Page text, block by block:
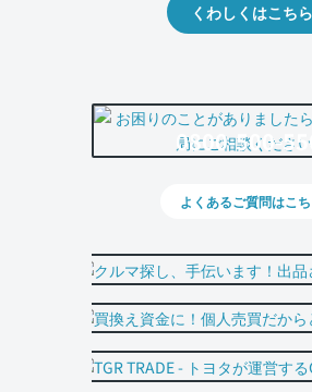
くわしくはこちら
0800-500-
よくあるご質問はこ